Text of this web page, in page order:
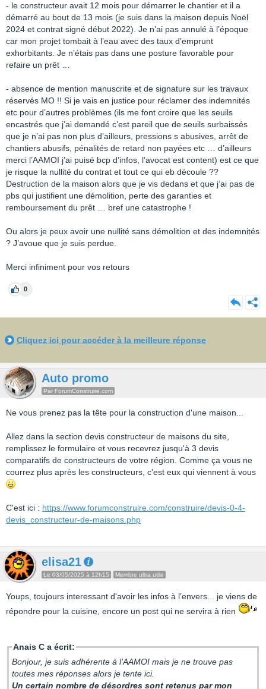
- le constructeur avait 12 mois pour démarrer le chantier et il a
démarré au bout de 13 mois (je suis dans la maison depuis Noël
2024 et contrat signé début 2022). Je n’ai pas annulé à l’époque
car mon projet tombait à l’eau avec des taux d’emprunt
exhorbitants. Je n’étais pas dans une posture favorable pour
refaire un prêt …
- absence de mention manuscrite et de signature sur les travaux
réservés MO !! Si je vais en justice pour réclamer des indemnités
etc pour d’autres problèmes (ils me font croire que les seuils
encastrés que j’ai demandé c’est pareil que de seuils surbaissés
que je n’ai pas non plus d’ailleurs, pressions s abusives, arrêt de
chantiers abusifs, pénalités de retard non payées etc … d’ailleurs
merci l’AAMOI j’ai puisé bcp d’infos, l’avocat est content) est ce que
je risque la nullité du contrat et tout ce qui eb découle ??
Destruction de la maison alors que je vis dedans et que j’ai pas de
pbs qui justifient une démolition, perte des garanties et
remboursement du prêt … bref une catastrophe !
Ou alors je peux avoir une nullité sans démolition et des indemnités
? J’avoue que je suis perdue.
Merci infiniment pour vos retours
0
Cliquez ici pour accéder à la meilleure réponse
Auto promo
Par ForumConstruire.com
Ne vous prenez pas la tête pour la construction d'une maison...
Allez dans la section devis constructeur de maisons du site,
remplissez le formulaire et vous recevrez jusqu'à 3 devis
comparatifs de constructeurs de votre région. Comme ça vous ne
courrez plus après les constructeurs, c'est eux qui viennent à vous
C'est ici : https://www.forumconstruire.com/construire/devis-0-4-
devis_constructeur-de-maisons.php
elisa21
Le 03/05/2025 à 12h15 Membre ultra utile
Youps, toujours interessant d'avoir les infos à l'envers... je viens de
répondre pour la cuisine, encore un post qui ne servira à rien
Anais C a écrit:
Bonjour, je suis adhérente à l’AAMOI mais je ne trouve pas
toutes mes réponses alors je tente ici.
Un certain nombre de désordres sont retenus par mon